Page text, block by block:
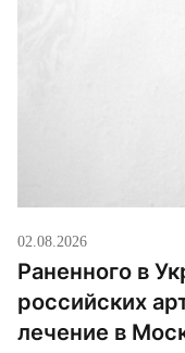
продолжения
02.08.2026
Раненного в
российских
лечение в